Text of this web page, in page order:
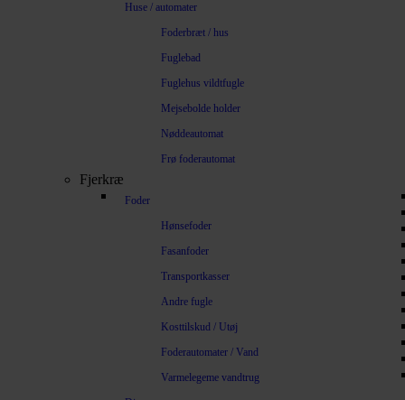
Huse / automater
Foderbræt / hus
Fuglebad
Fuglehus vildtfugle
Mejsebolde holder
Nøddeautomat
Frø foderautomat
Fjerkræ
Foder
Hønsefoder
Fasanfoder
Transportkasser
Andre fugle
Kosttilskud / Utøj
Foderautomater / Vand
Varmelegeme vandtrug